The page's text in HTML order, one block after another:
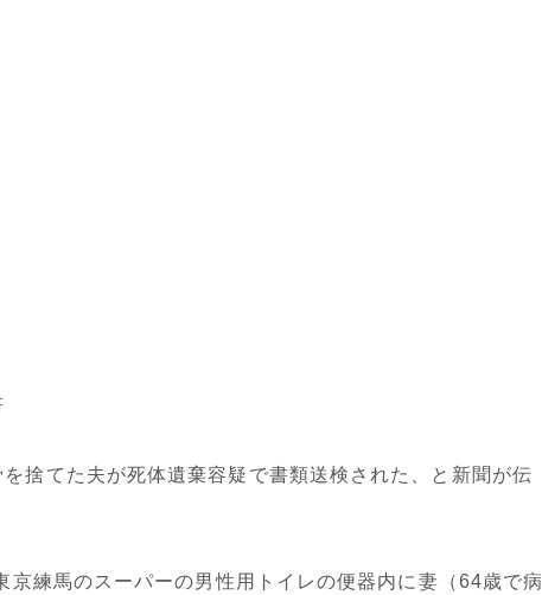
捨てた夫が死体遺棄容疑で書類送検された、と新聞が伝
京練馬のスーパーの男性用トイレの便器内に妻（64歳で病